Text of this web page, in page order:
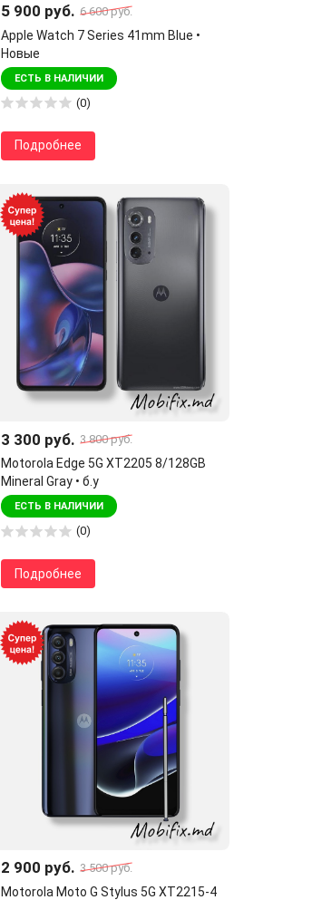
5 900 руб. 6 600 руб.
Apple Watch 7 Series 41mm Blue •
Новые
ЕСТЬ В НАЛИЧИИ
(0)
Подробнее
3 300 руб. 3 800 руб.
Motorola Edge 5G XT2205 8/128GB
Mineral Gray • б.у
ЕСТЬ В НАЛИЧИИ
(0)
Подробнее
2 900 руб. 3 500 руб.
Motorola Moto G Stylus 5G XT2215-4